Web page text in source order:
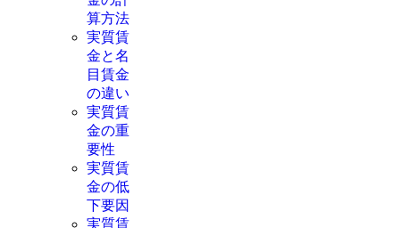
算方法
実質賃
金と名
目賃金
の違い
実質賃
金の重
要性
実質賃
金の低
下要因
実質賃